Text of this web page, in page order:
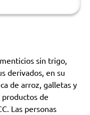
sin trigo,
derivados, en su
de arroz, galletas y
de
Las personas